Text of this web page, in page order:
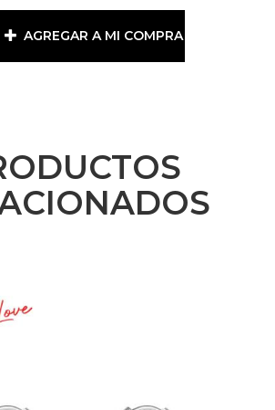
AGREGAR A MI COMPRA